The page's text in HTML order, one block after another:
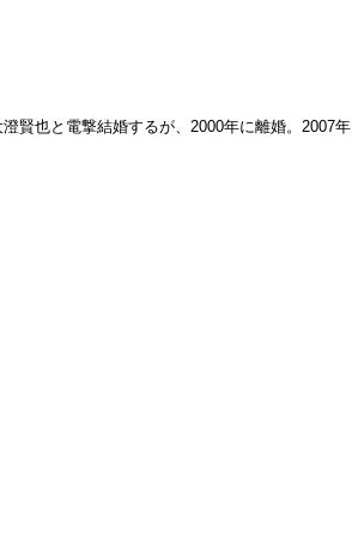
賢也と電撃結婚するが、2000年に離婚。2007